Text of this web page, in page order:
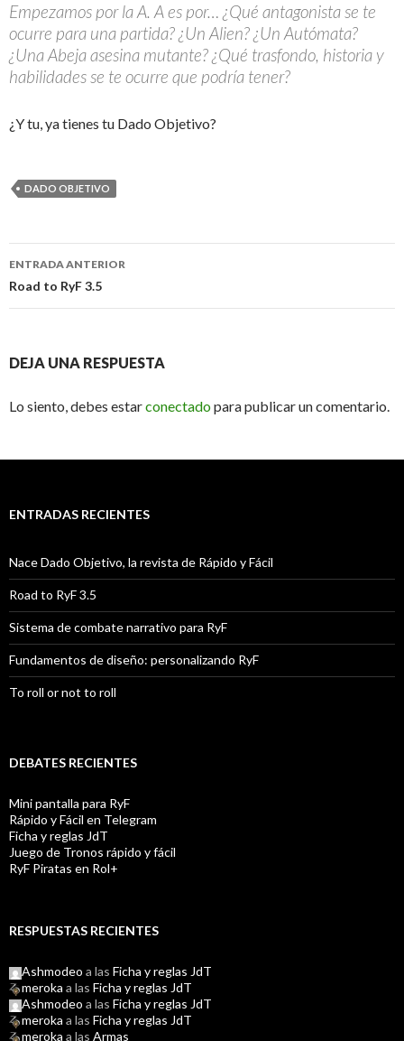
Empezamos por la A. A es por… ¿Qué antagonista se te
ocurre para una partida? ¿Un Alien? ¿Un Autómata?
¿Una Abeja asesina mutante? ¿Qué trasfondo, historia y
habilidades se te ocurre que podría tener?
¿Y tu, ya tienes tu Dado Objetivo?
DADO OBJETIVO
Navegación
de
ENTRADA ANTERIOR
Road to RyF 3.5
DEJA UNA RESPUESTA
Lo siento, debes estarconectadopara publicar un comentario.
ENTRADAS RECIENTES
Nace Dado Objetivo, la revista de Rápido y Fácil
Road to RyF 3.5
Sistema de combate narrativo para RyF
Fundamentos de diseño: personalizando RyF
To roll or not to roll
DEBATES RECIENTES
Mini pantalla para RyF
Rápido y Fácil en Telegram
Ficha y reglas JdT
Juego de Tronos rápido y fácil
RyF Piratas en Rol+
RESPUESTAS RECIENTES
Ashmodeo a las Ficha y reglas JdT
meroka a las Ficha y reglas JdT
Ashmodeo a las Ficha y reglas JdT
meroka a las Ficha y reglas JdT
meroka a las Armas